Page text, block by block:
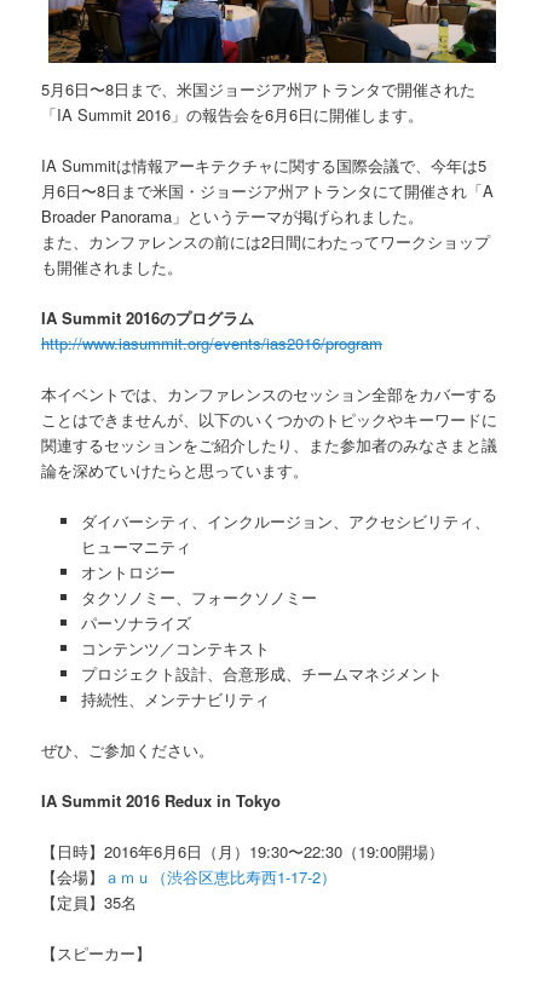
5月6日〜8日まで、米国ジョージア州アトランタで開催された
「IA Summit 2016」の報告会を6月6日に開催します。
IA Summitは情報アーキテクチャに関する国際会議で、今年は5
月6日〜8日まで米国・ジョージア州アトランタにて開催され「A
Broader Panorama」というテーマが掲げられました。
また、カンファレンスの前には2日間にわたってワークショップ
も開催されました。
IA Summit 2016のプログラム
http://www.iasummit.org/events/ias2016/program
本イベントでは、カンファレンスのセッション全部をカバーする
ことはできませんが、以下のいくつかのトピックやキーワードに
関連するセッションをご紹介したり、また参加者のみなさまと議
論を深めていけたらと思っています。
ダイバーシティ、インクルージョン、アクセシビリティ、
ヒューマニティ
オントロジー
タクソノミー、フォークソノミー
パーソナライズ
コンテンツ／コンテキスト
プロジェクト設計、合意形成、チームマネジメント
持続性、メンテナビリティ
ぜひ、ご参加ください。
IA Summit 2016 Redux in Tokyo
【日時】2016年6月6日（月）19:30〜22:30（19:00開場）
【会場】 ａｍｕ（渋谷区恵比寿西1-17-2）
【定員】35名
【スピーカー】